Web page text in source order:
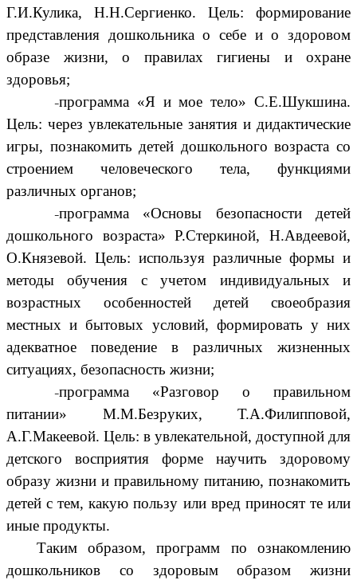
Г.И.Кулика, Н.Н.Сергиенко. Цель: формирование
представления дошкольника о себе и о здоровом
образе жизни, о правилах гигиены и охране
здоровья;
программа «Я и мое тело» С.Е.Шукшина.
Цель: через увлекательные занятия и дидактические
игры, познакомить детей дошкольного возраста со
строением человеческого тела, функциями
различных органов;
программа «Основы безопасности детей
дошкольного возраста» Р.Стеркиной, Н.Авдеевой,
О.Князевой. Цель: используя различные формы и
методы обучения с учетом индивидуальных и
возрастных особенностей детей своеобразия
местных и бытовых условий, формировать у них
адекватное поведение в различных жизненных
ситуациях, безопасность жизни;
программа «Разговор о правильном
питании» М.М.Безруких, Т.А.Филипповой,
А.Г.Макеевой. Цель: в увлекательной, доступной для
детского восприятия форме научить здоровому
образу жизни и правильному питанию, познакомить
детей с тем, какую пользу или вред приносят те или
иные продукты.
Таким образом, программ по ознакомлению
дошкольников со здоровым образом жизни